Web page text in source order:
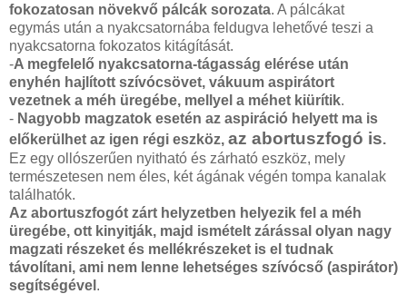
fokozatosan növekvő pálcák sorozata. A pálcákat
egymás után a nyakcsatornába feldugva lehetővé teszi a
nyakcsatorna fokozatos kitágítását.
-A megfelelő nyakcsatorna-tágasság elérése után
enyhén hajlított szívócsövet, vákuum aspirátort
vezetnek a méh üregébe, mellyel a méhet kiürítik.
- Nagyobb magzatok esetén az aspiráció helyett ma is
előkerülhet az igen régi eszköz, az abortuszfogó is.
Ez egy ollószerűen nyitható és zárható eszköz, mely
természetesen nem éles, két ágának végén tompa kanalak
találhatók.
Az abortuszfogót zárt helyzetben helyezik fel a méh
üregébe, ott kinyitják, majd ismételt zárással olyan nagy
magzati részeket és mellékrészeket is el tudnak
távolítani, ami nem lenne lehetséges szívócső (aspirátor)
segítségével .